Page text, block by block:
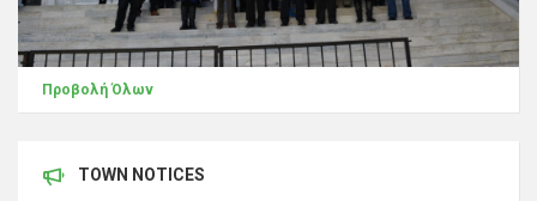
Προβολή Όλων
TOWN NOTICES